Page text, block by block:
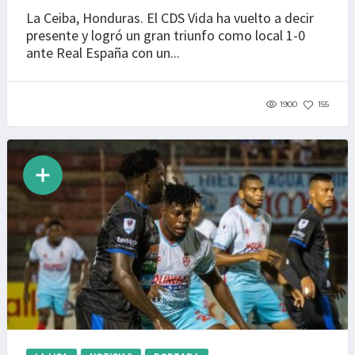
La Ceiba, Honduras. El CDS Vida ha vuelto a decir
presente y logró un gran triunfo como local 1-0
ante Real España con un...
1900 155